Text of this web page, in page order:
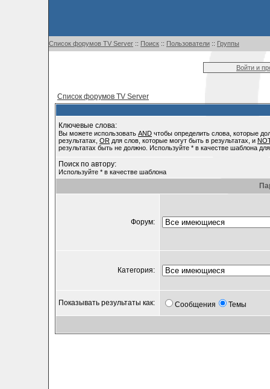
Список форумов TV Server :: Поиск :: Пользователи :: Группы
Войти и
Список форумов TV Server
Ключевые слова:
Вы можете использовать AND чтобы определить слова, которые
результатах, OR для слов, которые могут быть в результатах, и
результатах быть не должно. Используйте * в качестве шаблона
Поиск по автору:
Используйте * в качестве шаблона
Форум:
Категория:
Показывать результаты как: Сообщения Темы